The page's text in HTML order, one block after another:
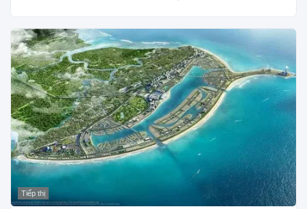
Tiếp thị